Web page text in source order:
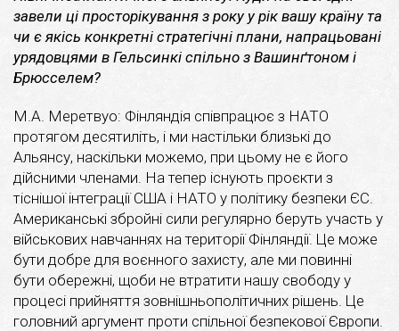
завели ці просторікування з року у рік вашу країну та
чи є якісь конкретні стратегічні плани, напрацьовані
урядовцями в Гельсинкі спільно з Вашинґтоном і
Брюсселем?
М.А. Меретвуо: Фінляндія співпрацює з НАТО
протягом десятиліть, і ми настільки близькі до
Альянсу, наскільки можемо, при цьому не є його
дійсними членами. На тепер існують проєкти з
тіснішої інтеграції США і НАТО у політику безпеки ЄС.
Американські збройні сили регулярно беруть участь у
військових навчаннях на території Фінляндії. Це може
бути добре для воєнного захисту, але ми повинні
бути обережні, щоби не втратити нашу свободу у
процесі прийняття зовнішньополітичних рішень. Це
головний аргумент проти спільної безпекової Європи.